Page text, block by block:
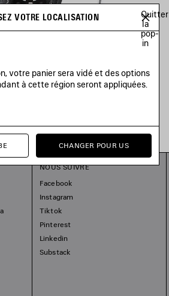
NOUS SUIVRE
Facebook
Instagram
Tiktok
Pinterest
Linkedin
Substack
VOTRE LOCALISATION
Quitter
la
pop-
in
votre panier sera vidé et des options
à cette région seront appliquées.
CHANGER POUR US